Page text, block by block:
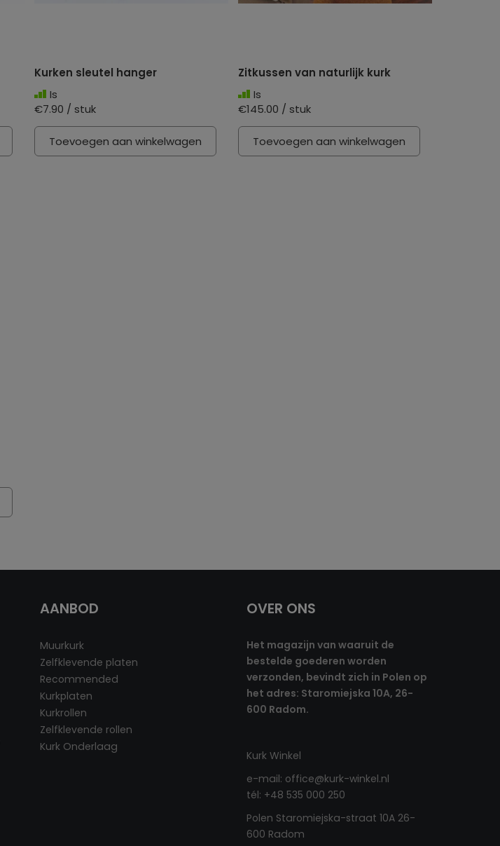
Kurken sleutel hanger
Is
€7.90 / stuk
Toevoegen aan winkelwagen
Zitkussen van naturlijk kurk
Is
€145.00 / stuk
Toevoegen aan winkelwagen
AANBOD
Muurkurk
Zelfklevende platen
Recommended
Kurkplaten
Kurkrollen
Zelfklevende rollen
Kurk Onderlaag
OVER ONS
Het magazijn van waaruit de
bestelde goederen worden
verzonden, bevindt zich in Polen op
het adres: Staromiejska 10A, 26-
600 Radom.
Kurk Winkel
e-mail: office@kurk-winkel.nl
tél: +48 535 000 250
Polen Staromiejska-straat 10A 26-
600 Radom